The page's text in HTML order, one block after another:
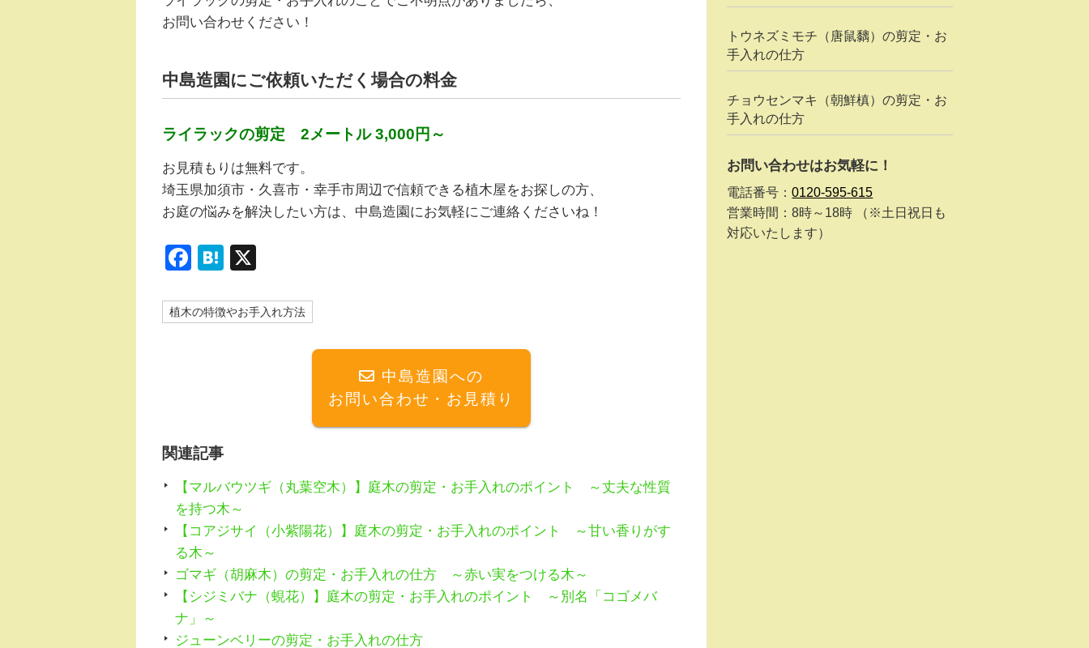
お問い合わせください！
中島造園にご依頼いただく場合の料金
ライラックの剪定 2メートル 3,000円～
お見積もりは無料です。
埼玉県加須市・久喜市・幸手市周辺で信頼できる植木屋をお探しの方、
お庭の悩みを解決したい方は、中島造園にお気軽にご連絡くださいね！
F
c
k
H
e
植木の特徴やお手入れ方法
中島造園への
お問い合わせ・お見積り
関連記事
【マルバウツギ（丸葉空木）】庭木の剪定・お手入れのポイント ～丈夫な性質
を持つ木～
【コアジサイ（小紫陽花）】庭木の剪定・お手入れのポイント ～甘い香りがす
る木～
ゴマギ（胡麻木）の剪定・お手入れの仕方 ～赤い実をつける木～
【シジミバナ（蜆花）】庭木の剪定・お手入れのポイント ～別名「コゴメバ
ナ」～
ジューンベリーの剪定・お手入れの仕方
トウネズミモチ（唐鼠黐）の剪定・お
手入れの仕方
チョウセンマキ（朝鮮槙）の剪定・お
手入れの仕方
お問い合わせはお気軽に！
電話番号：0120-595-615
営業時間：8時～18時 （※土日祝日も
対応いたします）